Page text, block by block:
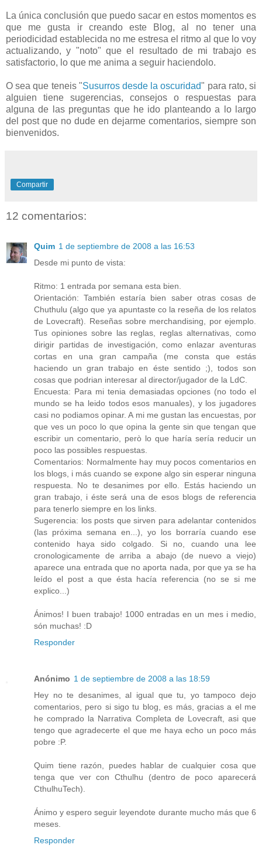
La única conclusión que puedo sacar en estos momentos es
que me gusta ir creando este Blog, al no tener una
periodicidad establecida no me estresa el ritmo al que lo voy
actualizando, y "noto" que el resultado de mi trabajo es
satisfactorio, lo que me anima a seguir haciendolo.
O sea que teneis "Susurros desde la oscuridad" para rato, si
alguien tiene sugerencias, consejos o respuestas para
alguna de las preguntas que he ido planteando a lo largo
del post que no dude en dejarme comentarios, siempre son
bienvenidos.
Compartir
12 comentarios:
Quim 1 de septiembre de 2008 a las 16:53
Desde mi punto de vista:
Ritmo: 1 entrada por semana esta bien.
Orientación: También estaría bien saber otras cosas de
Chuthulu (algo que ya apuntaste co la reseña de los relatos
de Lovecraft). Reseñas sobre merchandising, por ejemplo.
Tus opiniones sobre las reglas, reglas alternativas, como
dirigir partidas de investigación, como enlazar aventuras
cortas en una gran campaña (me consta que estás
haciendo un gran trabajo en éste sentido ;), todos son
cosas que podrian interesar al director/jugador de la LdC.
Encuesta: Para mi tenia demasiadas opciones (no todo el
mundo se ha leido todos esos manuales), y los jugadores
casi no podiamos opinar. A mi me gustan las encuestas, por
que ves un poco lo que opina la gente sin que tengan que
escribir un comentario, però lo que haría sería reducir un
poco las possibles respuestas.
Comentarios: Normalmente hay muy pocos comentarios en
los blogs, i más cuando se expone algo sin esperar ninguna
respuesta. No te desanimes por ello. Estás haciendo un
gran trabajo, i éste será una de esos blogs de referencia
para tenerlo siempre en los links.
Sugerencia: los posts que sirven para adelantar contenidos
(las próxima semana en...), yo los borraría cuando ese
contenido haya sido colgado. Si no, cuando una lee
cronologicamente de arriba a abajo (de nuevo a viejo)
aparece una entrada que no aporta nada, por que ya se ha
leído el post a que ésta hacía referencia (no se si me
explico...)
Ánimos! I buen trabajo! 1000 entradas en un mes i medio,
són muchas! :D
Responder
Anónimo 1 de septiembre de 2008 a las 18:59
Hey no te desanimes, al igual que tu, yo tampoco dejo
comentarios, pero si sigo tu blog, es más, gracias a el me
he comprado la Narrativa Completa de Lovecraft, asi que
tengo que agradecerte el que me haya echo un poco más
pobre :P.
Quim tiene razón, puedes hablar de cualquier cosa que
tenga que ver con Cthulhu (dentro de poco aparecerá
CthulhuTech).
Ánimo y espero seguir leyendote durante mucho más que 6
meses.
Responder